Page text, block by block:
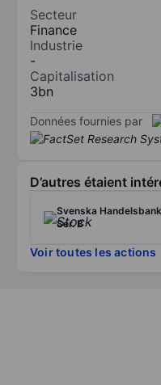
Secteur
Finance
Industrie
-
Capitalisation
3bn
Données fournies par
D’autres étaient
Svenska
Ser. B
Voir toutes les actions